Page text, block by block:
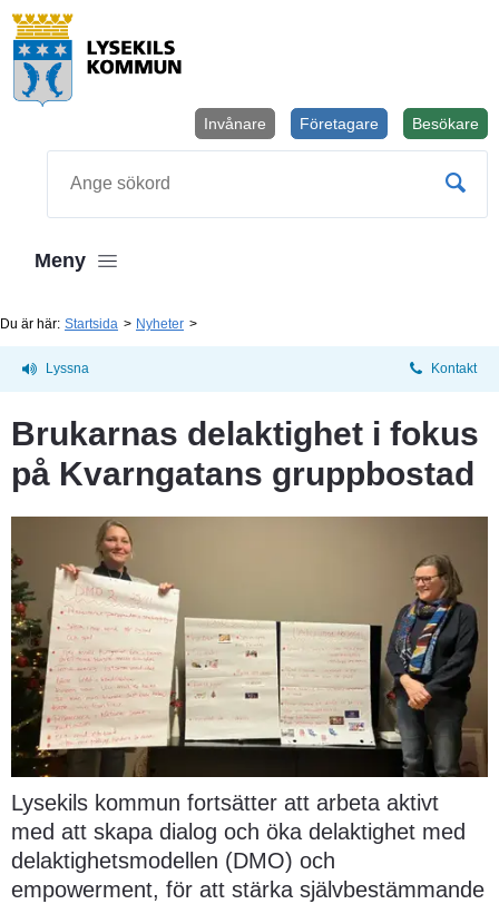
Besökare
Företagare
Invånare
Meny
Du är här: Startsida Nyheter
Lyssna Kontakt
Brukarnas delaktighet i fokus
på Kvarngatans gruppbostad
Lysekils kommun fortsätter att arbeta aktivt
med att skapa dialog och öka delaktighet med
delaktighetsmodellen (DMO) och
empowerment, för att stärka självbestämmande